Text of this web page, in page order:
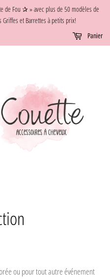
de Fou ✰ » avec plus de 50 modèles de
Griffes et Barrettes à petits prix!
Panier
ou pour tout autre événement